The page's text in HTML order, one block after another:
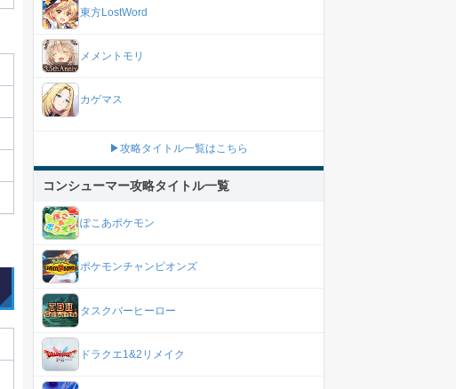
東方LostWord
メメントモリ
カゲマス
▶攻略タイトル一覧はこちら
コンシューマー攻略タイトル一覧
ぽこあポケモン
ポケモンチャンピオンズ
タスクバーヒーロー
ドラクエ1&2リメイク